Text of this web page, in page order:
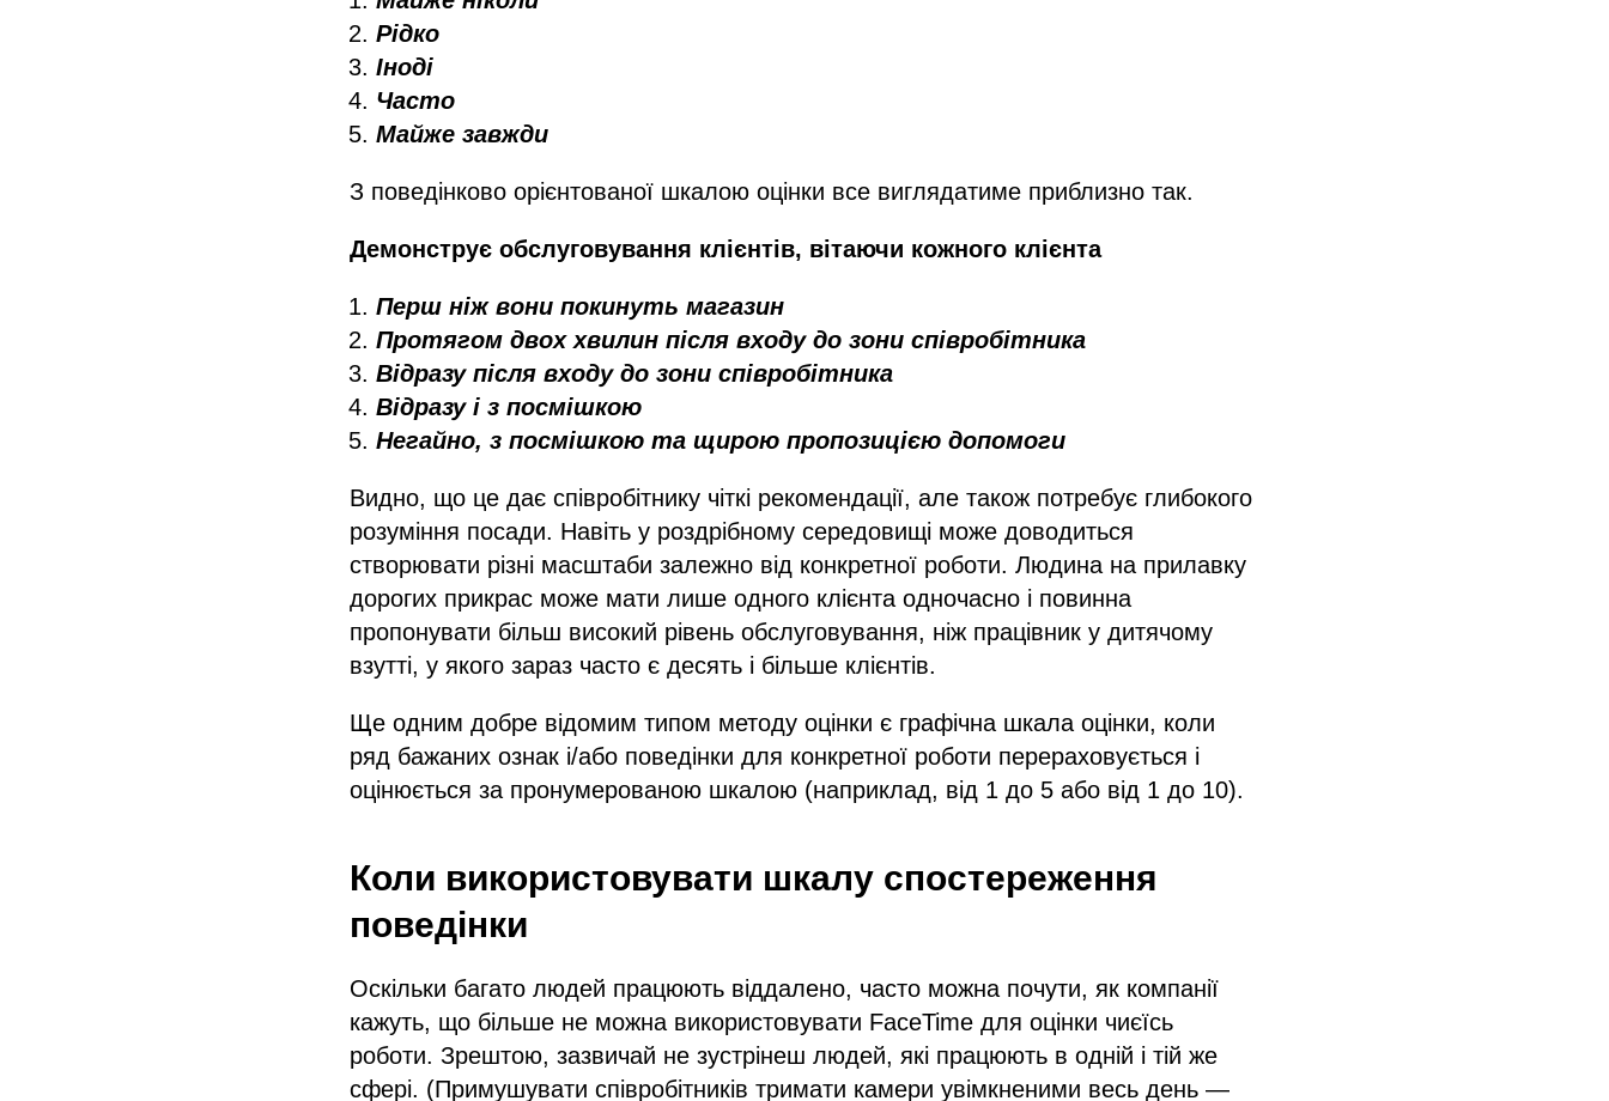
Рідко
Іноді
Часто
Майже завжди
З поведінково орієнтованої шкалою оцінки все виглядатиме приблизно так.
Демонструє обслуговування клієнтів, вітаючи кожного клієнта
Перш ніж вони покинуть магазин
Протягом двох хвилин після входу до зони співробітника
Відразу після входу до зони співробітника
Відразу і з посмішкою
Негайно, з посмішкою та щирою пропозицією допомоги
Видно, що це дає співробітнику чіткі рекомендації, але також потребує глибокого
розуміння посади. Навіть у роздрібному середовищі може доводиться
створювати різні масштаби залежно від конкретної роботи. Людина на прилавку
дорогих прикрас може мати лише одного клієнта одночасно і повинна
пропонувати більш високий рівень обслуговування, ніж працівник у дитячому
взутті, у якого зараз часто є десять і більше клієнтів.
Ще одним добре відомим типом методу оцінки є графічна шкала оцінки, коли
ряд бажаних ознак і/або поведінки для конкретної роботи перераховується і
оцінюється за пронумерованою шкалою (наприклад, від 1 до 5 або від 1 до 10).
Коли використовувати шкалу спостереження
поведінки
Оскільки багато людей працюють віддалено, часто можна почути, як компанії
кажуть, що більше не можна використовувати FaceTime для оцінки чиєїсь
роботи. Зрештою, зазвичай не зустрінеш людей, які працюють в одній і тій же
сфері. (Примушувати співробітників тримати камери увімкненими весь день —